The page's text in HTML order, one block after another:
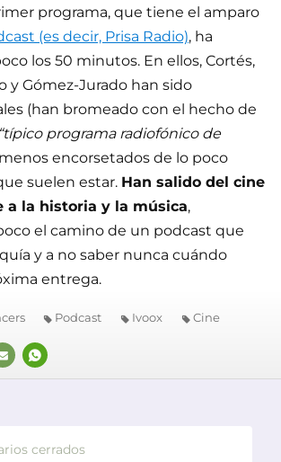
programa, que tiene el amparo
(es decir, Prisa Radio), ha
los 50 minutos. En ellos, Cortés,
y Gómez-Jurado han sido
(han bromeado con el hecho de
“típico programa radiofónico de
encorsetados de lo poco
suelen estar. Han salido del cine
a la historia y la música,
el camino de un podcast que
y a no saber nunca cuándo
entrega.
WHATSAPP
Podcast Ivoox Cine
cerrados